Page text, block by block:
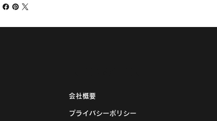
会社概要
プライバシーポリシー